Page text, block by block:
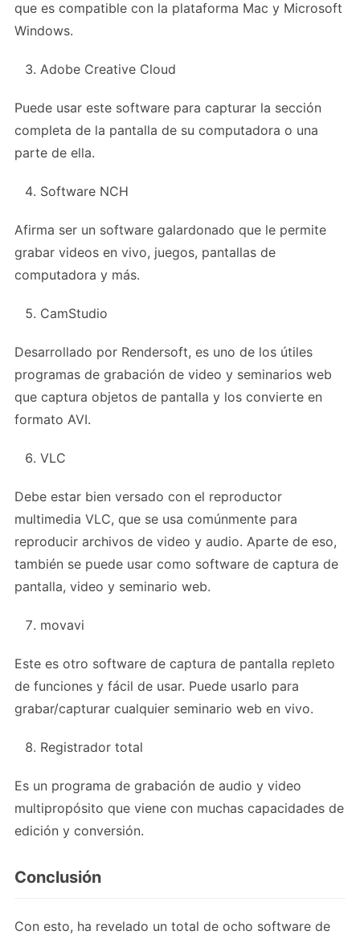
que es compatible con la plataforma Mac y Microsoft
Windows.
Adobe Creative Cloud
Puede usar este software para capturar la sección
completa de la pantalla de su computadora o una
parte de ella.
Software NCH
Afirma ser un software galardonado que le permite
grabar videos en vivo, juegos, pantallas de
computadora y más.
CamStudio
Desarrollado por Rendersoft, es uno de los útiles
programas de grabación de video y seminarios web
que captura objetos de pantalla y los convierte en
formato AVI.
VLC
Debe estar bien versado con el reproductor
multimedia VLC, que se usa comúnmente para
reproducir archivos de video y audio. Aparte de eso,
también se puede usar como software de captura de
pantalla, video y seminario web.
movavi
Este es otro software de captura de pantalla repleto
de funciones y fácil de usar. Puede usarlo para
grabar/capturar cualquier seminario web en vivo.
Registrador total
Es un programa de grabación de audio y video
multipropósito que viene con muchas capacidades de
edición y conversión.
Conclusión
Con esto, ha revelado un total de ocho software de